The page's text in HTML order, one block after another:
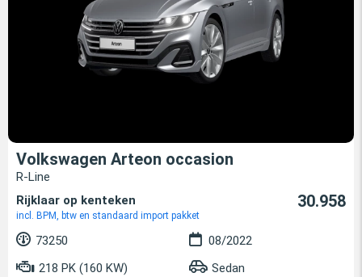
Volkswagen Arteon occasion
R-Line
Rijklaar op kenteken
incl. BPM, btw en standaard import pakket
30.958
73250
08/2022
218 PK (160 KW)
Sedan